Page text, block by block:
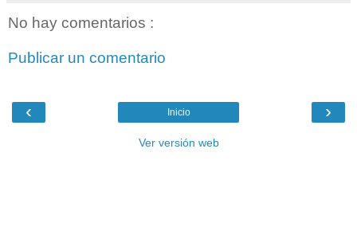
No hay comentarios :
Publicar un comentario
‹ ›
Inicio
Ver versión web